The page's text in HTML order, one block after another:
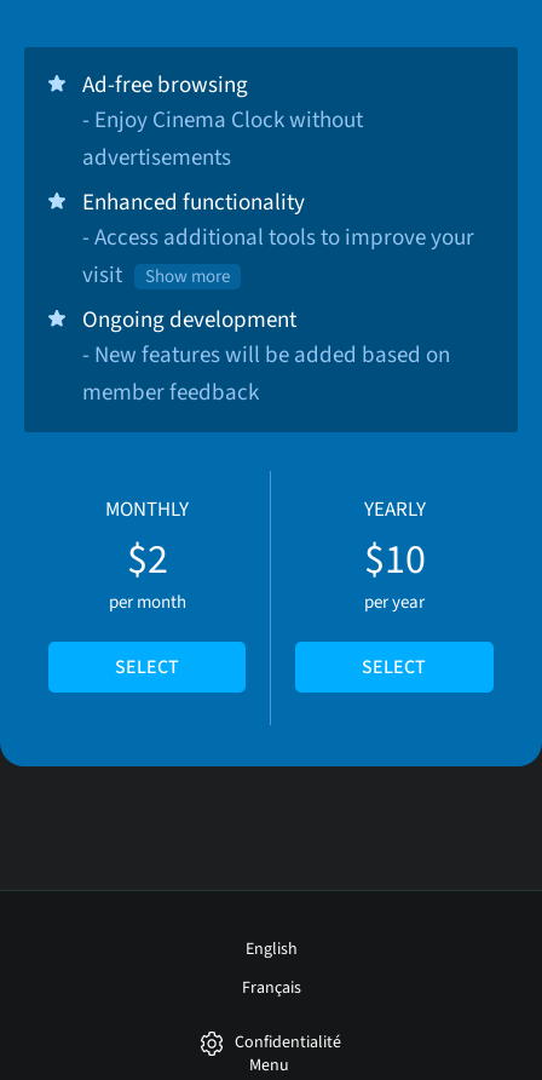
Ad-free browsing
- Enjoy Cinema Clock without
advertisements
Enhanced functionality
- Access additional tools to improve your
visit
Show more
Ongoing development
- New features will be added based on
member feedback
MONTHLY
$2
per month
SELECT
YEARLY
$10
per year
SELECT
English
Français
Confidentialité
Menu